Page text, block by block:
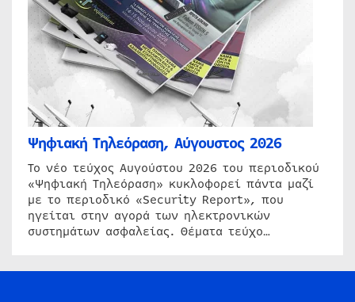
Ψηφιακή Τηλεόραση, Αύγουστος 2026
Το νέο τεύχος Αυγούστου 2026 του περιοδικού
«Ψηφιακή Τηλεόραση» κυκλοφορεί πάντα μαζί
με το περιοδικό «Security Report», που
ηγείται στην αγορά των ηλεκτρονικών
συστημάτων ασφαλείας. Θέματα τεύχο…